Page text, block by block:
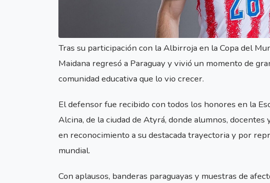
Tras su participación con la Albirroja en la Copa del
Maidana regresó a Paraguay y vivió un momento de
comunidad educativa que lo vio crecer.
El defensor fue recibido con todos los honores en la
Alcina, de la ciudad de Atyrá, donde alumnos,
en reconocimiento a su destacada trayectoria y por
mundial.
Con aplausos, banderas paraguayas y muestras de